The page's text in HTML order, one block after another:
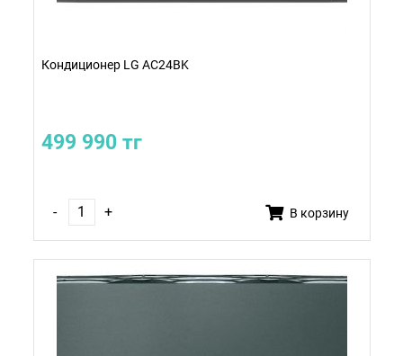
Кондиционер LG AC24BK
499 990 тг
- + В корзину